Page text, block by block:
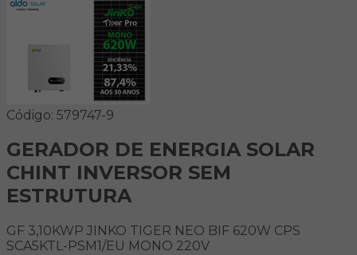
Código: 579747-9
GERADOR DE ENERGIA SOLAR
CHINT INVERSOR SEM
ESTRUTURA
GF 3,10KWP JINKO TIGER NEO BIF 620W CPS
SCA5KTL-PSM1/EU MONO 220V